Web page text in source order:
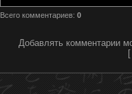
Всего комментариев: 0
Добавлять комментарии